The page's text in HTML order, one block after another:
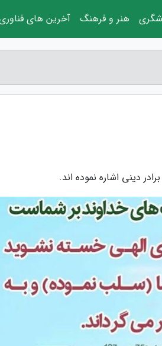
دینی اشاره نموده اند.
هنر و فرهنگ آخرین های